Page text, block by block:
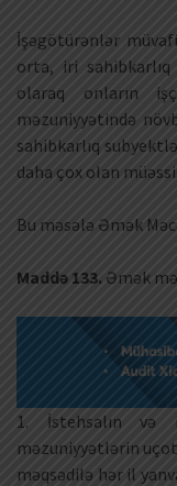
İşəgötürənlər
orta, iri
olaraq onların
məzuniyyətində
sahibkarlıq
daha çox olan
Bu məsələ Əmək
Maddə 133. Əmək
1. İstehsalın və
məzuniyyətlərin
məqsədilə hər il